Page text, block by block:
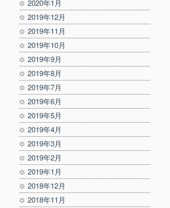
2020年1月
2019年12月
2019年11月
2019年10月
2019年9月
2019年8月
2019年7月
2019年6月
2019年5月
2019年4月
2019年3月
2019年2月
2019年1月
2018年12月
2018年11月